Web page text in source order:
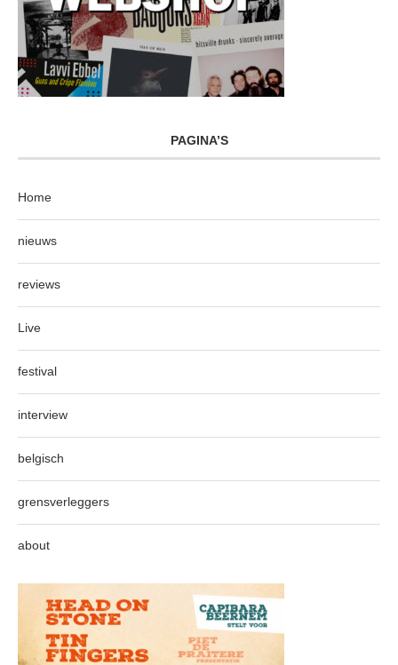
PAGINA’S
Home
nieuws
reviews
Live
festival
interview
belgisch
grensverleggers
about